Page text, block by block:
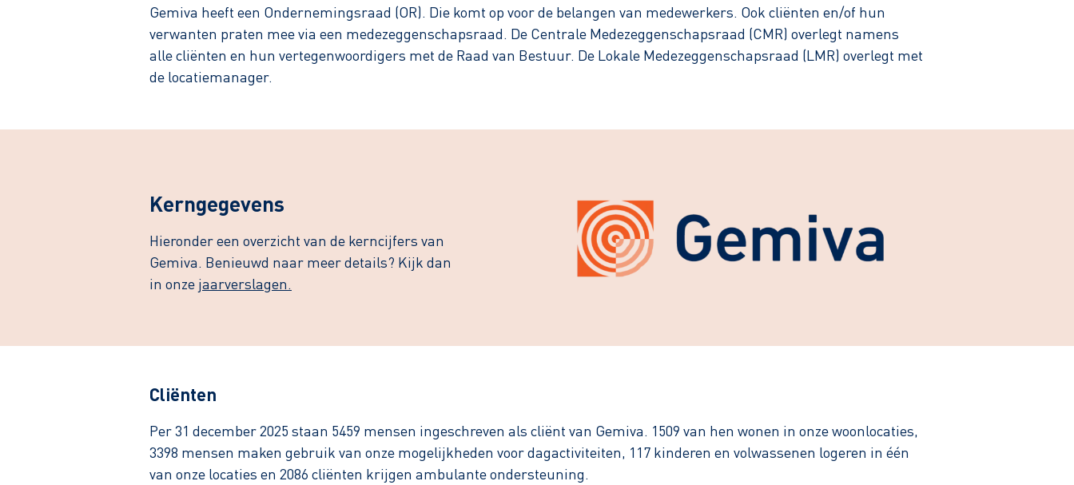
Gemiva heeft een Ondernemingsraad (OR). Die komt op voor de belangen van medewerkers. Ook cliënten en/of hun
verwanten praten mee via een medezeggenschapsraad. De Centrale Medezeggenschapsraad (CMR) overlegt namens
alle cliënten en hun vertegenwoordigers met de Raad van Bestuur. De Lokale Medezeggenschapsraad (LMR) overlegt met
de locatiemanager.
Kerngegevens
Hieronder een overzicht van de kerncijfers van
Gemiva. Benieuwd naar meer details? Kijk dan
in onze jaarverslagen.
Cliënten
Per 31 december 2025 staan 5459 mensen ingeschreven als cliënt van Gemiva. 1509 van hen wonen in onze woonlocaties,
3398 mensen maken gebruik van onze mogelijkheden voor dagactiviteiten, 117 kinderen en volwassenen logeren in één
van onze locaties en 2086 cliënten krijgen ambulante ondersteuning.